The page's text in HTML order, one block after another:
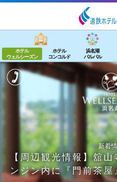
ホテル
ウェルシーズン
ホテル
コンコルド
浜名湖
パルパル
新着
【周辺観光情報】舘
ンジン内に『門前茶